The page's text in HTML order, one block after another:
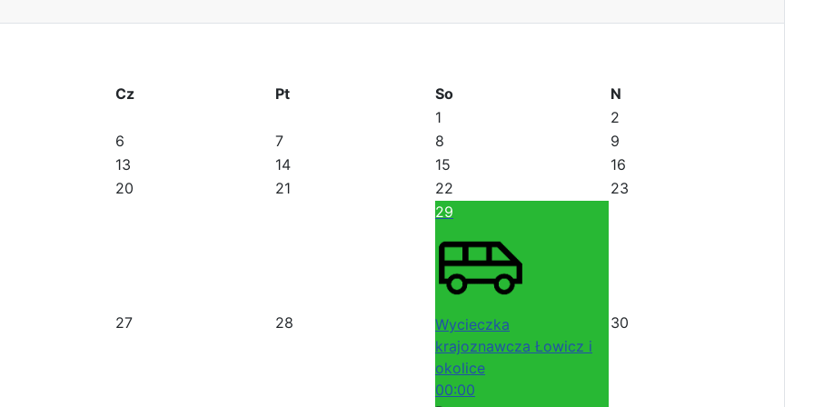
Cz Pt So
N
1
2
6 7 8
9
13 14 15
16
20 21 22 23
27 28
29
Wycieczka
krajoznawcza Łowicz i
okolice
00:00
30